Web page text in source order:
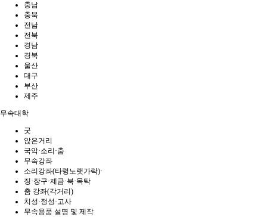
충남
충북
전남
전북
경남
경북
울산
대구
부산
제주
무속대학
굿
앉은거리
국악·소리·춤
무속강좌
소리강좌(타령노랫가락)·
징·장구·제금·북·목탁
춤 강좌(각거리)
치성·정성·고사
무속용품 설명 및 제작